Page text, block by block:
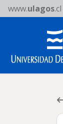
www.ulagos.cl